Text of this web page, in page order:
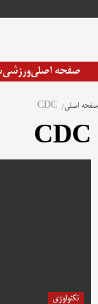
صفحه اصلیورزشی
صفحه اصلی CDC
CDC
تکنولوژی